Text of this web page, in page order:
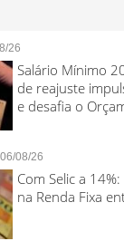
26
Salário Mínimo
de reajuste
e desafia o
06/08/26
Com Selic a
na Renda Fixa